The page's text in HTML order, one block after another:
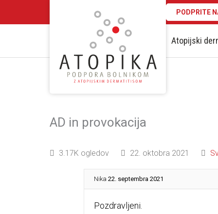
PODPRITE
Atopijski
AD in provokacija
3.17K ogledov 22. oktobra 2021
Nika 22. septembra 2021
Pozdravljeni.